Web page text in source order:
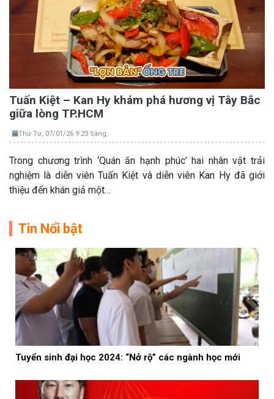
Tuấn Kiệt – Kan Hy khám phá hương vị Tây Bắc
giữa lòng TP.HCM
Thứ Tư, 07/01/26 9:23 Sáng
Trong chương trình ‘Quán ăn hạnh phúc’ hai nhân vật trải
nghiệm là diễn viên Tuấn Kiệt và diễn viên Kan Hy đã giới
thiệu đến khán giả một…
Tin Nổi bật
Tuyển sinh đại học 2024: “Nở rộ” các ngành học mới